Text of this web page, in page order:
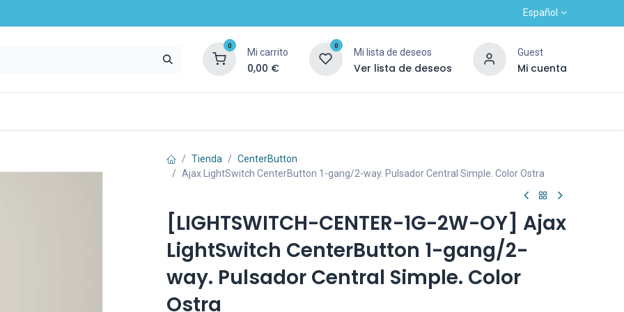
Español
0
Mi carrito
0,00 €
0
Mi lista de deseos
Ver lista de deseos
Guest
Mi cuenta
Tienda
CenterButton
Ajax LightSwitch CenterButton 1-gang/2-way. Pulsador Central Simple. Color Ostra
[LIGHTSWITCH-CENTER-1G-2W-OY] Ajax
LightSwitch CenterButton 1-gang/2-
way. Pulsador Central Simple. Color
Ostra